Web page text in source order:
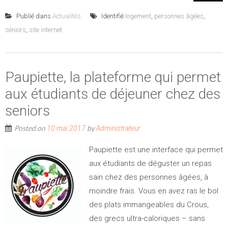
Publié dans Actualités Identifié logement, personnes âgées,
séniors, site internet
Paupiette, la plateforme qui permet
aux étudiants de déjeuner chez des
seniors
Posted on 10 mai 2017 byAdministrateur
Paupiette est une interface qui permet
aux étudiants de déguster un repas
sain chez des personnes âgées, à
moindre frais. Vous en avez ras le bol
des plats immangeables du Crous,
des grecs ultra-caloriques – sans